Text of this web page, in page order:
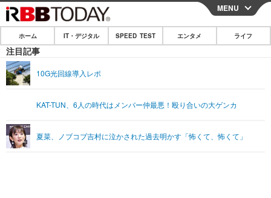
CLOSE
ホーム
IT・デジタル
ショッピング その他
エンタメTOP 映画・ドラマ
ライフ
MENU
ホーム IT・デジタル SPEED TEST エンタメ ライフ
注目記事
10G光回線導入レポ
KAT-TUN、6人の時代はメンバー仲最悪！殴り合いの大ゲンカ
夏菜、ノブコブ吉村に泣かされた過去明かす「怖くて、怖くて」